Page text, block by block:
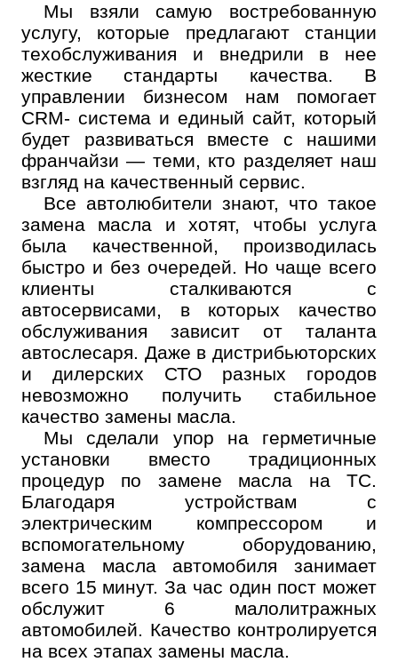
Мы взяли самую востребованную
услугу, которые предлагают станции
техобслуживания и внедрили в нее
жесткие стандарты качества. В
управлении бизнесом нам помогает
CRM- система и единый сайт, который
будет развиваться вместе с нашими
франчайзи — теми, кто разделяет наш
взгляд на качественный сервис.
Все автолюбители знают, что такое
замена масла и хотят, чтобы услуга
была качественной, производилась
быстро и без очередей. Но чаще всего
клиенты сталкиваются с
автосервисами, в которых качество
обслуживания зависит от таланта
автослесаря. Даже в дистрибьюторских
и дилерских СТО разных городов
невозможно получить стабильное
качество замены масла.
Мы сделали упор на герметичные
установки вместо традиционных
процедур по замене масла на ТС.
Благодаря устройствам с
электрическим компрессором и
вспомогательному оборудованию,
замена масла автомобиля занимает
всего 15 минут. За час один пост может
обслужит 6 малолитражных
автомобилей. Качество контролируется
на всех этапах замены масла.